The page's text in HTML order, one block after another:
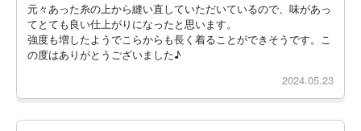
元々あった糸の上から縫い直していただいているので、味があっ
てとても良い仕上がりになったと思います。
強度も増したようでこらからも長く着ることができそうです。こ
の度はありがとうございました♪
2024.05.23